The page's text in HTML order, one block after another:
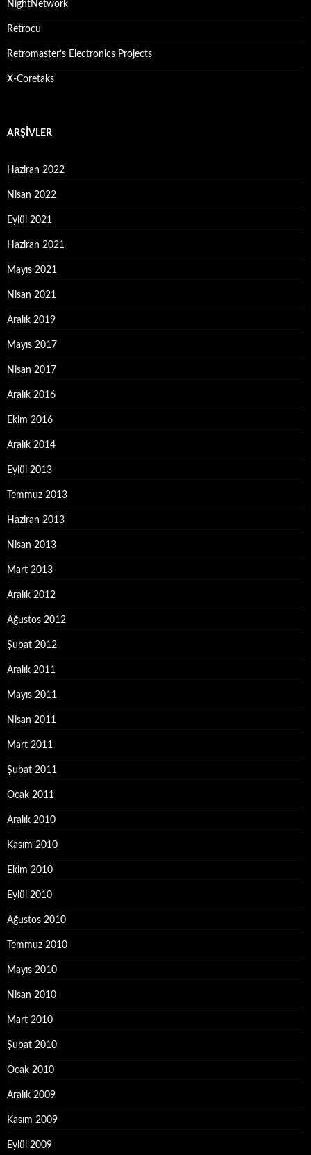
NightNetwork
Retrocu
Retromaster’s Electronics Projects
X-Coretaks
ARŞIVLER
Haziran 2022
Nisan 2022
Eylül 2021
Haziran 2021
Mayıs 2021
Nisan 2021
Aralık 2019
Mayıs 2017
Nisan 2017
Aralık 2016
Ekim 2016
Aralık 2014
Eylül 2013
Temmuz 2013
Haziran 2013
Nisan 2013
Mart 2013
Aralık 2012
Ağustos 2012
Şubat 2012
Aralık 2011
Mayıs 2011
Nisan 2011
Mart 2011
Şubat 2011
Ocak 2011
Aralık 2010
Kasım 2010
Ekim 2010
Eylül 2010
Ağustos 2010
Temmuz 2010
Mayıs 2010
Nisan 2010
Mart 2010
Şubat 2010
Ocak 2010
Aralık 2009
Kasım 2009
Eylül 2009